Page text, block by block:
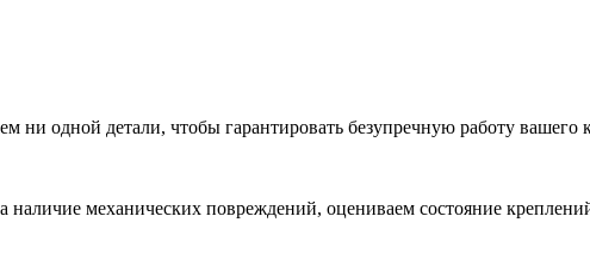
одной детали, чтобы гарантировать безупречную работу вашего
механических повреждений, оцениваем состояние